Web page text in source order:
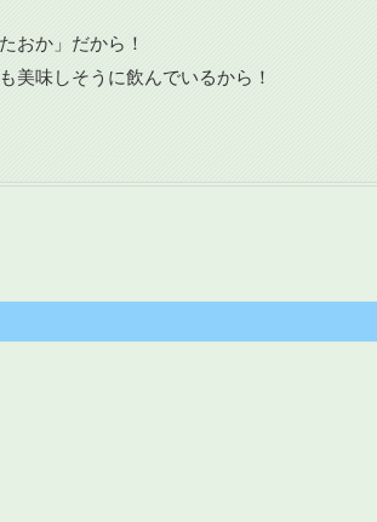
おか」だから！
美味しそうに飲んでいるから！